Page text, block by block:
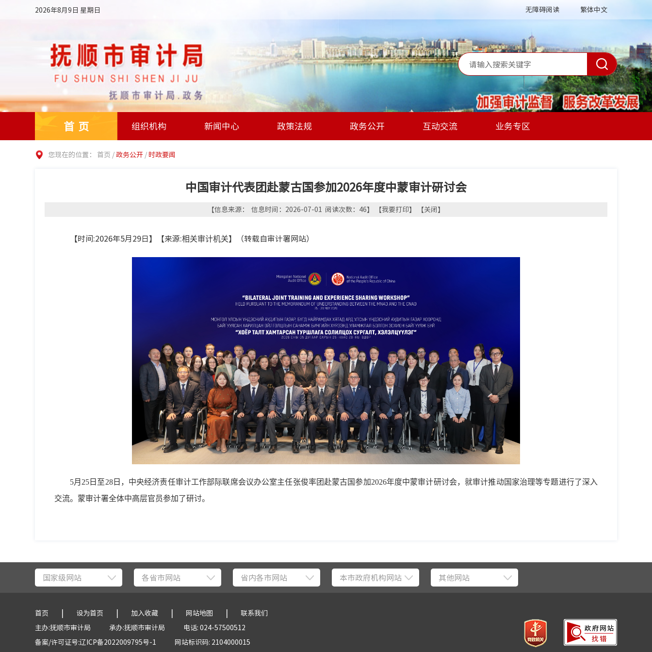
2026年8月9日 星期日 无障碍阅读 繁体中文
首页 组织机构 新闻中心 政策法规 政务公开 互动交流 业务专区
您现在的位置： 首页 /政务公开 / 时政要闻
中国审计代表团赴蒙古国参加2026年度中蒙审计研讨会
【信息来源： 信息时间：2026-07-01 阅读次数： 46】 【我要打印】 【关闭】
【时间:2026年5月29日】【来源:相关审计机关】（转载自审计署网站）
5月25日至28日，中央经济责任审计工作部际联席会议办公室主任张俊率团赴蒙古国参加2026年度中蒙审计研讨会，就审计推动国家治理等专题进行了深入
交流。蒙审计署全体中高层官员参加了研讨。
国家级网站 各省市网站 省内各市网站 本市政府机构网站 其他网站
首页 | 设为首页 | 加入收藏 | 网站地图 |
联系我们
主办:抚顺市审计局
承办:抚顺市审计局
电话: 024-57500512
备案/许可证号:辽ICP备2022009795号-1
网站标识码: 2104000015